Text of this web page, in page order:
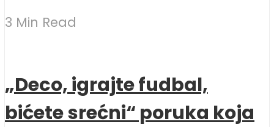
3 Min Read
„Deco, igrajte fudbal,
bićete srećni“ poruka koja